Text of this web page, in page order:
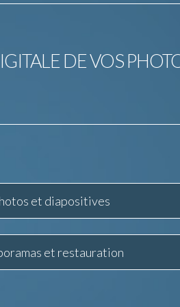
DE VOS
et diapositives
et restauration